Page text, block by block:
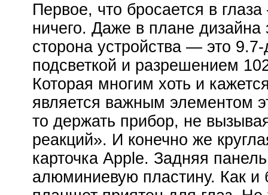
Первое, что бросается в
ничего. Даже в плане дизайна
сторона устройства — это
подсветкой и разрешением
Которая многим хоть и
является важным элементом
то держать прибор, не
реакций». И конечно же
карточка Apple. Задняя
алюминиевую пластину. Как и